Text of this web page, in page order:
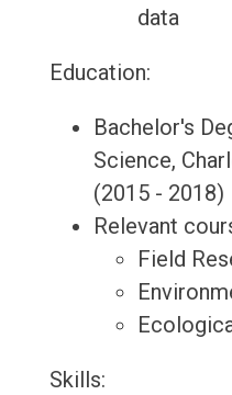
data
Education:
Bachelor's
Science,
(2015 - 2018)
Relevant
Field
Skills: